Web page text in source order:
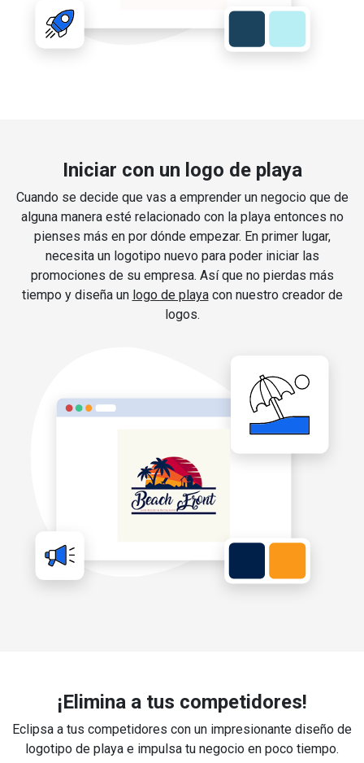
Iniciar con un logo de playa
Cuando se decide que vas a emprender un negocio que de
alguna manera esté relacionado con la playa entonces no
pienses más en por dónde empezar. En primer lugar,
necesita un logotipo nuevo para poder iniciar las
promociones de su empresa. Así que no pierdas más
tiempo y diseña un logo de playacon nuestro creador de
logos.
¡Elimina a tus competidores!
Eclipsa a tus competidores con un impresionante diseño de
logotipo de playa e impulsa tu negocio en poco tiempo.